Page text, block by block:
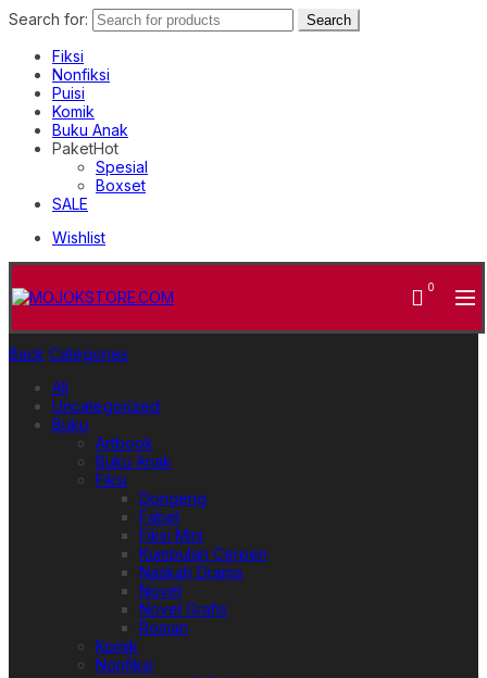
Search for: Search
Fiksi
Nonfiksi
Puisi
Komik
Buku Anak
PaketHot
Spesial
Boxset
SALE
Wishlist
0
Back Categories
All
Uncategorized
Buku
Artbook
Buku Anak
Fiksi
Dongeng
Fabel
Fiksi Mini
Kumpulan Cerpen
Naskah Drama
Novel
Novel Grafis
Roman
Komik
Nonfiksi